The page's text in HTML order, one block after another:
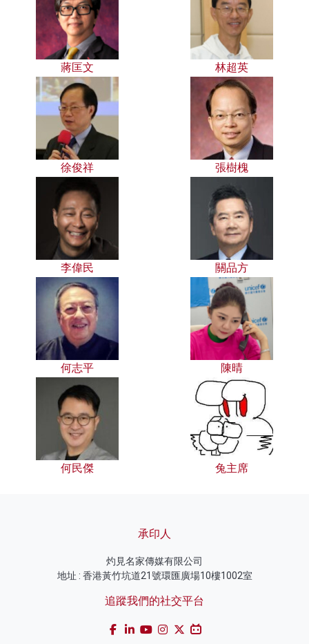
蔣匡文 林超英
徐俊祥 張樹槐
李偉民 關品方
何志平 陳晴
何民傑 兔主席
承印人
灼見名家傳媒有限公司
地址 : 香港黃竹坑道21號環匯廣場10樓1002室
追蹤我們的社交平台